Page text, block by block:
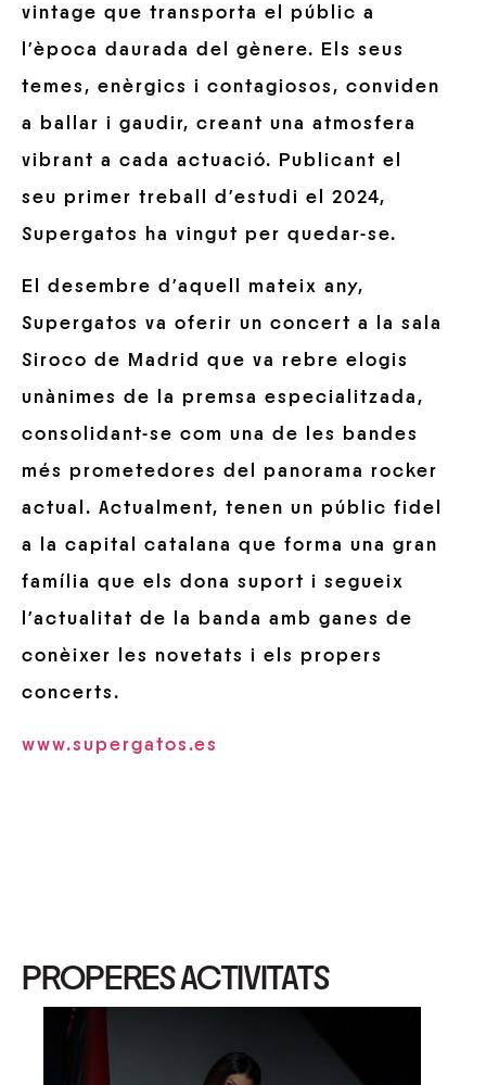
vintage que transporta el públic a
l’època daurada del gènere. Els seus
temes, enèrgics i contagiosos, conviden
a ballar i gaudir, creant una atmosfera
vibrant a cada actuació. Publicant el
seu primer treball d’estudi el 2024,
Supergatos ha vingut per quedar-se.
El desembre d’aquell mateix any,
Supergatos va oferir un concert a la sala
Siroco de Madrid que va rebre elogis
unànimes de la premsa especialitzada,
consolidant-se com una de les bandes
més prometedores del panorama rocker
actual. Actualment, tenen un públic fidel
a la capital catalana que forma una gran
família que els dona suport i segueix
l’actualitat de la banda amb ganes de
conèixer les novetats i els propers
concerts.
www.supergatos.es
PROPERES ACTIVITATS